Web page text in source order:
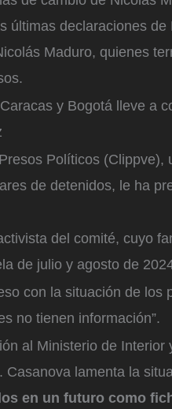
últimas declaraciones de
Maduro, quienes
y Bogotá lleve a
Políticos (Clippve),
de detenidos, le ha
del comité, cuyo
de julio y agosto de
con la situación de los
no tienen información”.
al Ministerio de Interior
lamenta la
en un futuro como